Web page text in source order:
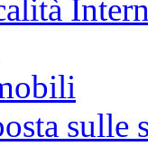
sulle